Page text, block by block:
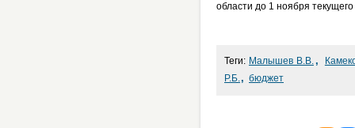
области до 1 ноября
Теги: Малышев В.В. ,
Р.Б., бюджет